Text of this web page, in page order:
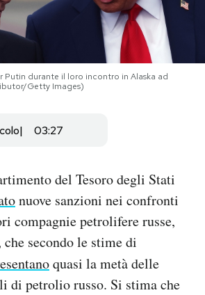
Putin durante il loro incontro in Alaska ad
Getty Images)
03:27
del Tesoro degli Stati
nuove sanzioni nei confronti
compagnie petrolifere russe,
secondo le stime di
quasi la metà delle
di petrolio russo. Si stima che